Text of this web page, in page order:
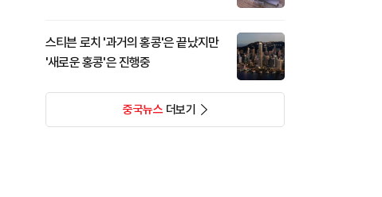
스티븐 로치 '과거의 홍콩'은 끝났지만
'새로운 홍콩'은 진행중
중국뉴스더보기